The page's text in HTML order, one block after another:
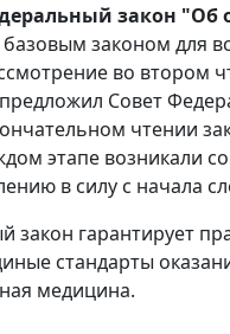
закон "Об
законом для
во втором
Совет
чтении
этапе возникали
в силу с начала
закон гарантирует
стандарты
медицина.